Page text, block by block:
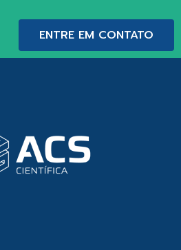
ENTRE EM CONTATO